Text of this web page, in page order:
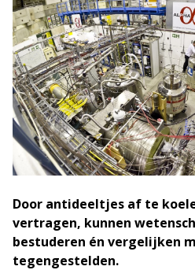
Door antideeltjes af te
vertragen, kunnen
bestuderen én vergelijken
tegengestelden.